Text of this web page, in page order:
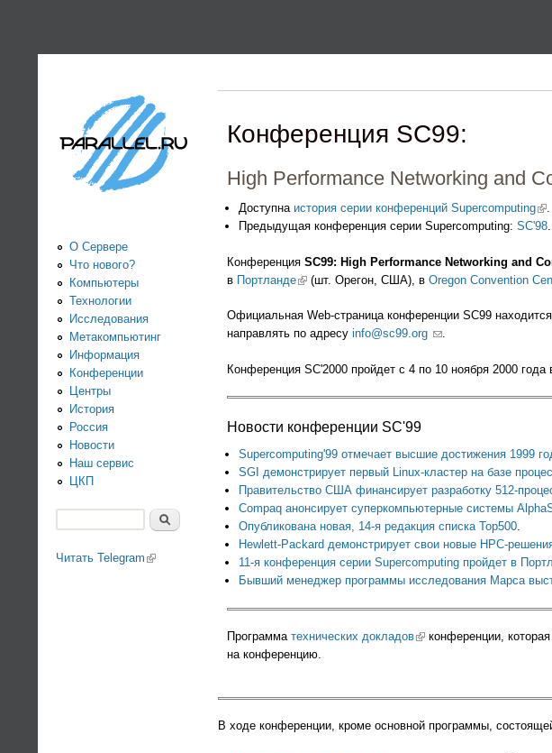
Информационно-
аналитический
центр по
параллельным
вычислениям
Конференция SC99:
High Performance Networking and
Доступна история серии конференций Supercomputing
.
Предыдущая конференция серии Supercomputing: SC'98.
Конференция SC99: High Performance Networking and
в Портланде(link is external)
(шт. Орегон, США), в Oregon Convention
Официальная Web-страница конференции SC99
направлять по адресу info@sc99.org (link sends e-mail)
.
Конференция SC'2000 пройдет с 4 по 10 ноября 2000 года
Новости конференции SC'99
Supercomputing'99 отмечает высшие достижения 1999
SGI демонстрирует первый Linux-кластер на базе
Правительство США финансирует разработку 512-
Compaq анонсирует суперкомпьютерные системы
Опубликована новая, 14-я редакция списка Top500.
Hewlett-Packard демонстрирует свои новые HPC-
11-я конференция серии Supercomputing пройдет в
Бывший менеджер программы исследования Марса
Программа технических докладов(link is external)
конференции,
на конференцию.
В ходе конференции, кроме основной программы,
О Сервере
Что нового?
Компьютеры
Технологии
Исследования
Метакомпьютинг
Информация
Конференции
Центры
История
Россия
Новости
Наш сервис
ЦКП
Читать Telegram (link is external)